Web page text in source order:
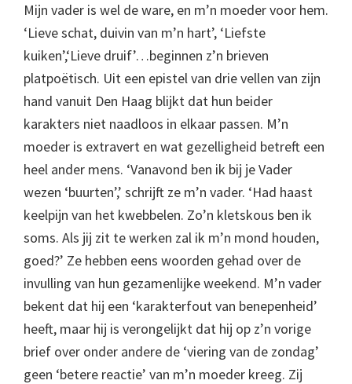
Mijn vader is wel de ware, en m’n moeder voor hem.
‘Lieve schat, duivin van m’n hart’, ‘Liefste
kuiken’,‘Lieve druif’…beginnen z’n brieven
platpoëtisch. Uit een epistel van drie vellen van zijn
hand vanuit Den Haag blijkt dat hun beider
karakters niet naadloos in elkaar passen. M’n
moeder is extravert en wat gezelligheid betreft een
heel ander mens. ‘Vanavond ben ik bij je Vader
wezen ‘buurten’,’ schrijft ze m’n vader. ‘Had haast
keelpijn van het kwebbelen. Zo’n kletskous ben ik
soms. Als jij zit te werken zal ik m’n mond houden,
goed?’ Ze hebben eens woorden gehad over de
invulling van hun gezamenlijke weekend. M’n vader
bekent dat hij een ‘karakterfout van benepenheid’
heeft, maar hij is verongelijkt dat hij op z’n vorige
brief over onder andere de ‘viering van de zondag’
geen ‘betere reactie’ van m’n moeder kreeg. Zij